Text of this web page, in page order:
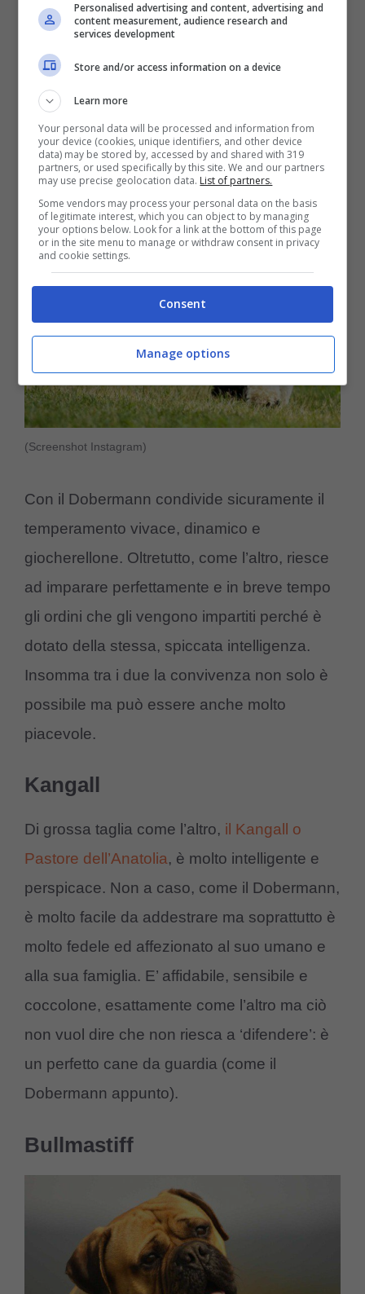
ma solo seabituate alla socializzazione e
dopo aver imparato un preciso stile di vita
da esperti cinofili? Eccole tutte e quali sono
le loro principali caratteristiche.
Cane d’acqua portoghese
(Screenshot Instagram)
Con il Dobermann condivide sicuramente il
temperamento vivace, dinamico e
giocherellone. Oltretutto, come l’altro, riesce
ad imparare perfettamente e in breve tempo
gli ordini che gli vengono impartiti perché è
dotato della stessa, spiccata intelligenza.
Insomma tra i due la convivenza non solo è
possibile ma può essere anche molto
piacevole.
Kangall
Di grossa taglia come l’altro, il Kangall o
Pastore dell’Anatolia, è molto intelligente e
perspicace. Non a caso, come il Dobermann,
è molto facile da addestrare ma soprattutto è
molto fedele ed affezionato al suo umano e
alla sua famiglia. E’ affidabile, sensibile e
coccolone, esattamente come l’altro ma ciò
non vuol dire che non riesca a ‘difendere’: è
un perfetto cane da guardia (come il
Dobermann appunto).
Bullmastiff
Personalised advertising and content, advertising and
content measurement, audience research and
services development
Store and/or access information on a device
Learn more
Your personal data will be processed and information from
your device (cookies, unique identifiers, and other device
data) may be stored by, accessed by and shared with 319
partners, or used specifically by this site. We and our partners
may use precise geolocation data. List of partners.
Some vendors may process your personal data on the basis
of legitimate interest, which you can object to by managing
your options below. Look for a link at the bottom of this page
or in the site menu to manage or withdraw consent in privacy
and cookie settings.
Consent
Manage options